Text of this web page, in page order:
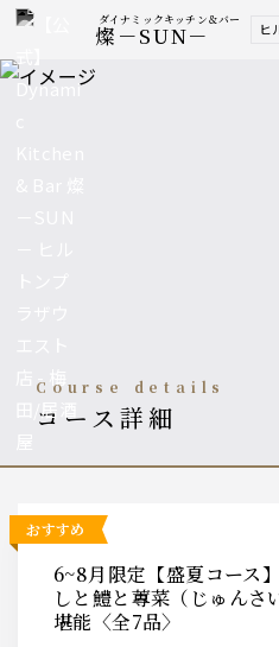
ダイナミックキッチン＆バー
燦－SUN－ ヒ
course details
コース詳細
おすすめ
6~8月限定【盛夏コース】燦名物黒毛和牛水煙蒸
しと鱧と蓴菜（じゅんさ
堪能〈全7品〉